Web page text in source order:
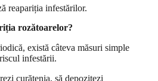
reapariția infestărilor.
rozătoarelor?
există câteva măsuri simple
infestării.
curățenia, să depozitezi